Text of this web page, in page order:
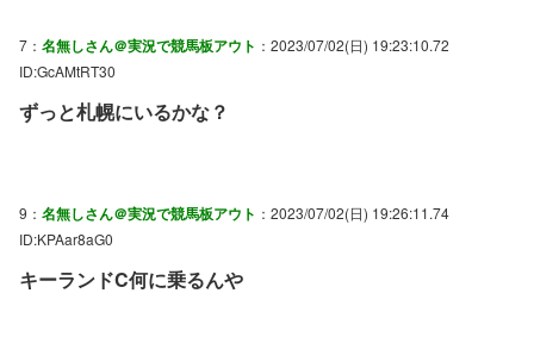
7： 名無しさん＠実況で競馬板アウト ：2023/07/02(日) 19:23:10.72
ID:GcAMtRT30
ずっと札幌にいるかな？
9： 名無しさん＠実況で競馬板アウト ：2023/07/02(日) 19:26:11.74
ID:KPAar8aG0
キーランドC何に乗るんや